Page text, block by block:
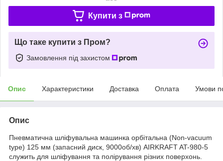
Купити з
Що таке купити з Пром?
Замовлення під захистом
Опис Характеристики Доставка Оплата Умови
Опис
Пневматична шліфувальна машинка орбітальна (Non-vacuum
type) 125 мм (запасний диск, 9000об/хв) AIRKRAFT AT-980-5
служить для шліфування та полірування різних поверхонь.